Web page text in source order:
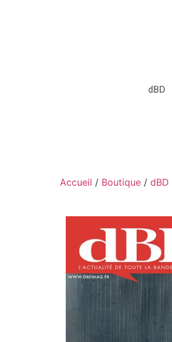
dBD
Accueil / Boutique / dBD